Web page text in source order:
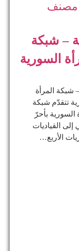
مصنف
– شبكة
السورية
– شبكة المرأة
تتقدّم شبكة
السورية بأحرّ
إلى القياديات
الأربع…